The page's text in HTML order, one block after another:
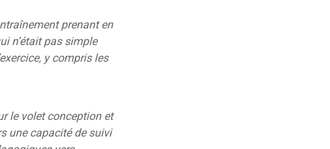
prenant en
n’était pas simple
y compris les
le volet conception et
une capacité de suivi